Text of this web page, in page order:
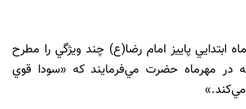
ابتدايي پاييز امام رضا(ع) چند ويژگي را مطرح
در مهرماه حضرت مي‌فرمايند که «سودا قوي